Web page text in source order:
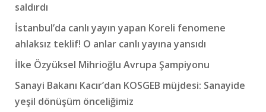
saldırdı
İstanbul’da canlı yayın yapan Koreli fenomene
ahlaksız teklif! O anlar canlı yayına yansıdı
İlke Özyüksel Mihrioğlu Avrupa Şampiyonu
Sanayi Bakanı Kacır’dan KOSGEB müjdesi: Sanayide
yeşil dönüşüm önceliğimiz